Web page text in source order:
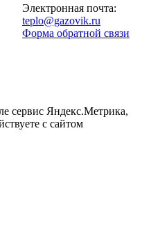
Электронная почта:
teplo@gazovik.ru
Форма обратной связи
сервис Яндекс.Метрика,
с сайтом